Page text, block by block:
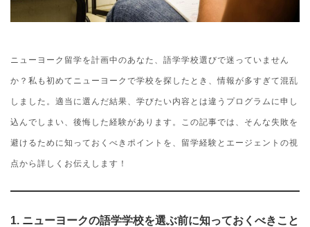
ニューヨーク留学を計画中のあなた、語学学校選びで迷っていません
か？私も初めてニューヨークで学校を探したとき、情報が多すぎて混乱
しました。適当に選んだ結果、学びたい内容とは違うプログラムに申し
込んでしまい、後悔した経験があります。この記事では、そんな失敗を
避けるために知っておくべきポイントを、留学経験とエージェントの視
点から詳しくお伝えします！
1. ニューヨークの語学学校を選ぶ前に知っておくべきこと